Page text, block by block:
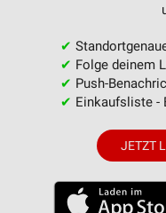
✔
✔ Folge deinem
✔ Push-
✔ Einkaufsliste -
JETZT